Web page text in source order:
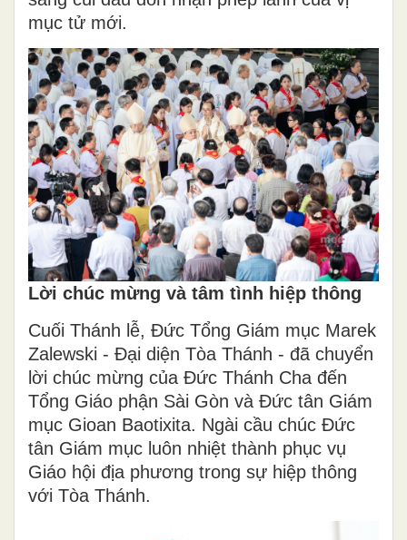
mục tử mới.
Lời chúc mừng và tâm tình hiệp thông
Cuối Thánh lễ, Đức Tổng Giám mục Marek
Zalewski - Đại diện Tòa Thánh - đã chuyển
lời chúc mừng của Đức Thánh Cha đến
Tổng Giáo phận Sài Gòn và Đức tân Giám
mục Gioan Baotixita. Ngài cầu chúc Đức
tân Giám mục luôn nhiệt thành phục vụ
Giáo hội địa phương trong sự hiệp thông
với Tòa Thánh.